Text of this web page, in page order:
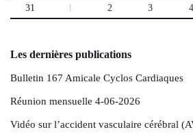
31
1 2 3 4
Les dernières publications
Bulletin 167 Amicale Cyclos Cardiaques
Réunion mensuelle 4-06-2026
Vidéo sur l’accident vasculaire cérébral